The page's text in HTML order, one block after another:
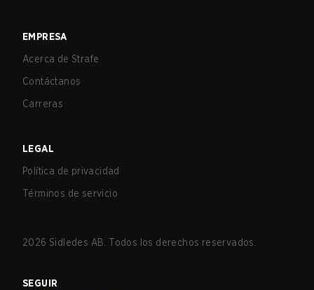
EMPRESA
Acerca de Strafe
Contáctanos
Carreras
LEGAL
Política de privacidad
Términos de servicio
2026 Sidledes AB. Todos los derechos reservados.
SEGUIR